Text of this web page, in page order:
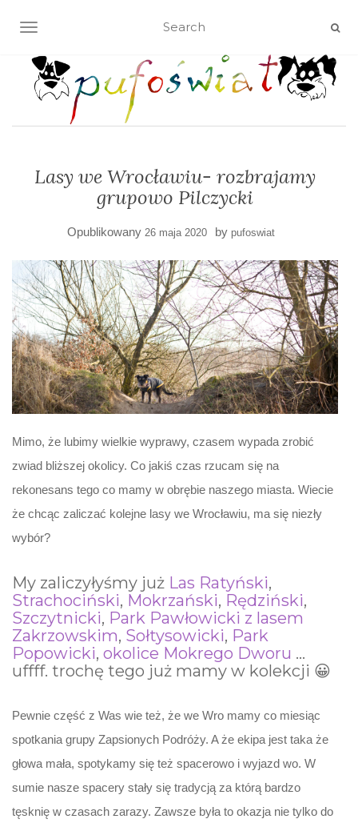
TOGGLE NAVIGATION
Lasy we Wrocławiu- rozbrajamy
grupowo Pilczycki
Opublikowany 26 maja 2020 by pufoswiat
Mimo, że lubimy wielkie wyprawy, czasem wypada zrobić
zwiad bliższej okolicy. Co jakiś czas rzucam się na
rekonesans tego co mamy w obrębie naszego miasta. Wiecie
że chcąc zaliczać kolejne lasy we Wrocławiu, ma się niezły
wybór?
My zaliczyłyśmy już Las Ratyński,
Strachociński, Mokrzański, Rędziński,
Szczytnicki, Park Pawłowicki z lasem
Zakrzowskim, Sołtysowicki, Park
Popowicki, okolice Mokrego Dworu …
uffff. trochę tego już mamy w kolekcji 😀
Pewnie część z Was wie też, że we Wro mamy co miesiąc
spotkania grupy Zapsionych Podróży. A że ekipa jest taka że
głowa mała, spotykamy się też spacerowo i wyjazd wo. W
sumie nasze spacery stały się tradycją za którą bardzo
tęsknię w czasach zarazy. Zawsze była to okazja nie tylko do